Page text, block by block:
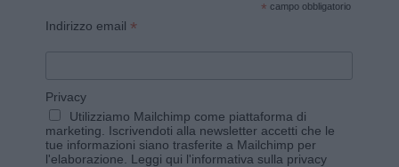
* campo obbligatorio
Indirizzo email *
Privacy
Utilizziamo Mailchimp come piattaforma di
marketing. Iscrivendoti alla newsletter accetti che le
tue informazioni siano trasferite a Mailchimp per
l'elaborazione. Leggi qui l'informativa sulla privacy